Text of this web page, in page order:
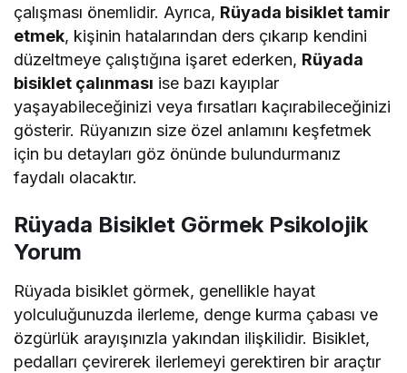
çalışması önemlidir. Ayrıca, Rüyada bisiklet tamir
etmek, kişinin hatalarından ders çıkarıp kendini
düzeltmeye çalıştığına işaret ederken, Rüyada
bisiklet çalınması ise bazı kayıplar
yaşayabileceğinizi veya fırsatları kaçırabileceğinizi
gösterir. Rüyanızın size özel anlamını keşfetmek
için bu detayları göz önünde bulundurmanız
faydalı olacaktır.
Rüyada Bisiklet Görmek Psikolojik
Yorum
Rüyada bisiklet görmek, genellikle hayat
yolculuğunuzda ilerleme, denge kurma çabası ve
özgürlük arayışınızla yakından ilişkilidir. Bisiklet,
pedalları çevirerek ilerlemeyi gerektiren bir araçtır